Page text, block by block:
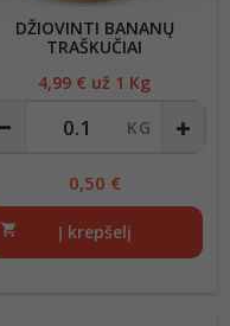
DŽIOVINTI BANANŲ
TRAŠKUČIAI
Kaina
4,99 € už 1 Kg
0,50 €
shopping_cart Į krepšelį